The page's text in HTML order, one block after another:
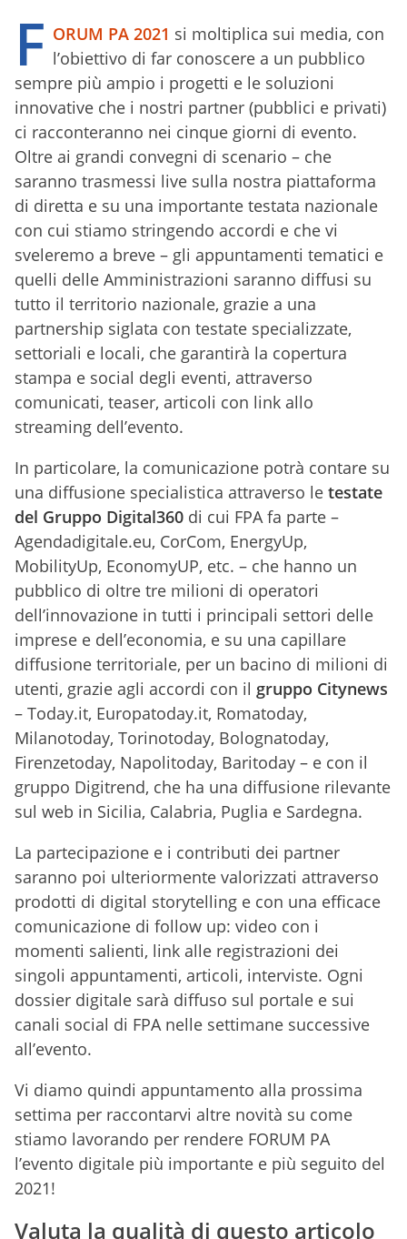
F ORUM PA 2021 si moltiplica sui media, con
l’obiettivo di far conoscere a un pubblico
sempre più ampio i progetti e le soluzioni
innovative che i nostri partner (pubblici e privati)
ci racconteranno nei cinque giorni di evento.
Oltre ai grandi convegni di scenario – che
saranno trasmessi live sulla nostra piattaforma
di diretta e su una importante testata nazionale
con cui stiamo stringendo accordi e che vi
sveleremo a breve – gli appuntamenti tematici e
quelli delle Amministrazioni saranno diffusi su
tutto il territorio nazionale, grazie a una
partnership siglata con testate specializzate,
settoriali e locali, che garantirà la copertura
stampa e social degli eventi, attraverso
comunicati, teaser, articoli con link allo
streaming dell’evento.
In particolare, la comunicazione potrà contare su
una diffusione specialistica attraverso le testate
del Gruppo Digital360 di cui FPA fa parte –
Agendadigitale.eu, CorCom, EnergyUp,
MobilityUp, EconomyUP, etc. – che hanno un
pubblico di oltre tre milioni di operatori
dell’innovazione in tutti i principali settori delle
imprese e dell’economia, e su una capillare
diffusione territoriale, per un bacino di milioni di
utenti, grazie agli accordi con il gruppo Citynews
– Today.it, Europatoday.it, Romatoday,
Milanotoday, Torinotoday, Bolognatoday,
Firenzetoday, Napolitoday, Baritoday – e con il
gruppo Digitrend, che ha una diffusione rilevante
sul web in Sicilia, Calabria, Puglia e Sardegna.
La partecipazione e i contributi dei partner
saranno poi ulteriormente valorizzati attraverso
prodotti di digital storytelling e con una efficace
comunicazione di follow up: video con i
momenti salienti, link alle registrazioni dei
singoli appuntamenti, articoli, interviste. Ogni
dossier digitale sarà diffuso sul portale e sui
canali social di FPA nelle settimane successive
all’evento.
Vi diamo quindi appuntamento alla prossima
settima per raccontarvi altre novità su come
stiamo lavorando per rendere FORUM PA
l’evento digitale più importante e più seguito del
2021!
Valuta la qualità di questo articolo